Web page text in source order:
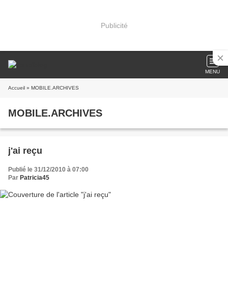
Publicité
MENU
Accueil » MOBILE.ARCHIVES
MOBILE.ARCHIVES
j'ai reçu
Publié le 31/12/2010 à 07:00
Par Patricia45